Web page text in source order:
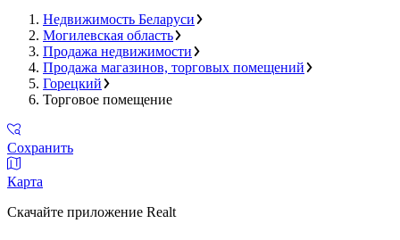
Недвижимость Беларуси
Могилевская область
Продажа недвижимости
Продажа магазинов, торговых помещений
Горецкий
Торговое помещение
Сохранить
Карта
Скачайте приложение Realt